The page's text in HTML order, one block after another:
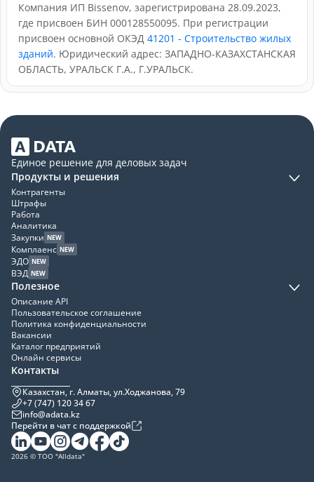
Компания ИП Bissenov, зарегистрирована 28.09.2023,
где присвоен БИН 000128550095. При регистрации
присвоен основной ОКЭД 41201 - Строительство жилых
зданий. Юридический адрес: ЗАПАДНО-КАЗАХСТАНСКАЯ
ОБЛАСТЬ, УРАЛЬСК Г.А., Г.УРАЛЬСК.
Единое решение для деловых задач
Продукты и решения
Контрагенты
Штрафы
Работа
Аналитика
Закупки NEW
Комплаенс NEW
ЭДО NEW
ВЭД NEW
Полезное
Описание API
Пользовательское соглашение
Политика конфиденциальности
Вакансии
Каталог предприятий
Онлайн сервисы
Контакты
Казахстан, г. Алматы, ул.Ходжанова, 79
+7 (747) 120 34 67
info@adata.kz
Перейти в чат с поддержкой
2026 © ТОО "Alldata"